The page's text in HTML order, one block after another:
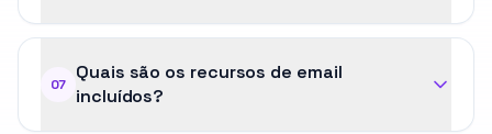
07
Quais são os recursos de email
incluídos?